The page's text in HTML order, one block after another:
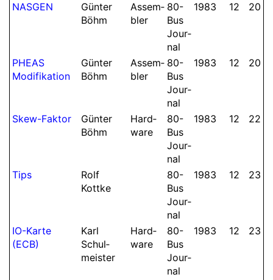
NASGEN
Günter
Böhm
Assem­
bler
80-
Bus
Jour­
nal
1983 12 20
PHEAS
Modifikation
Günter
Böhm
Assem­
bler
80-
Bus
Jour­
nal
1983 12 20
Skew-Faktor
Günter
Böhm
Hard­
ware
80-
Bus
Jour­
nal
1983 12 22
Tips
Rolf
Kottke
80-
Bus
Jour­
nal
1983 12 23
IO-Karte
(ECB)
Karl
Schul­
meister
Hard­
ware
80-
Bus
Jour­
nal
1983 12 23